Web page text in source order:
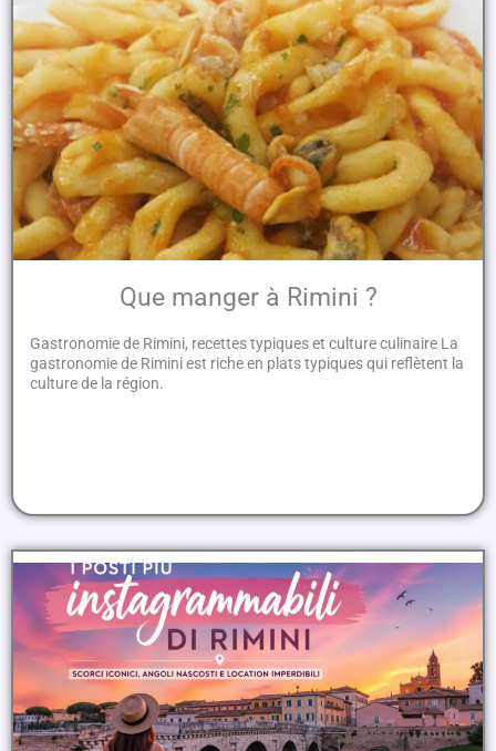
Que manger à Rimini ?
Gastronomie de Rimini, recettes typiques et culture culinaire La
gastronomie de Rimini est riche en plats typiques qui reflètent la
culture de la région.